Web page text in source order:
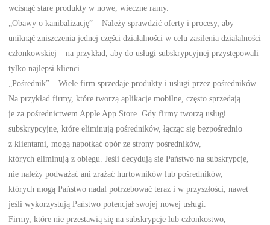
wcisnąć stare produkty w nowe, wieczne ramy.
„Obawy o kanibalizację” – Należy sprawdzić oferty i procesy, aby
uniknąć zniszczenia jednej części działalności w celu zasilenia działalności
członkowskiej – na przykład, aby do usługi subskrypcyjnej przystępowali
tylko najlepsi klienci.
„Pośrednik” – Wiele firm sprzedaje produkty i usługi przez pośredników.
Na przykład firmy, które tworzą aplikacje mobilne, często sprzedają
je za pośrednictwem Apple App Store. Gdy firmy tworzą usługi
subskrypcyjne, które eliminują pośredników, łącząc się bezpośrednio
z klientami, mogą napotkać opór ze strony pośredników,
których eliminują z obiegu. Jeśli decydują się Państwo na subskrypcję,
nie należy podważać ani zrażać hurtowników lub pośredników,
których mogą Państwo nadal potrzebować teraz i w przyszłości, nawet
jeśli wykorzystują Państwo potencjał swojej nowej usługi.
Firmy, które nie przestawią się na subskrypcje lub członkostwo,